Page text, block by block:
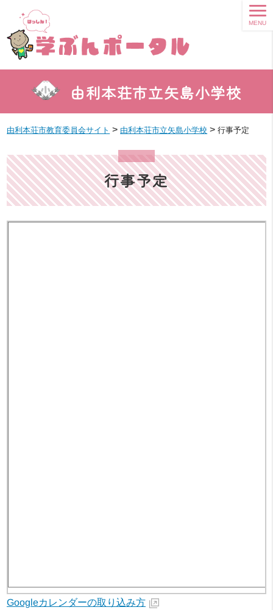
由利本荘市立矢島小学校
MENU
由利本荘市教育委員会サイト > 由利本荘市立矢島小学校 >行事予定
行事予定
Googleカレンダーの取り込み方